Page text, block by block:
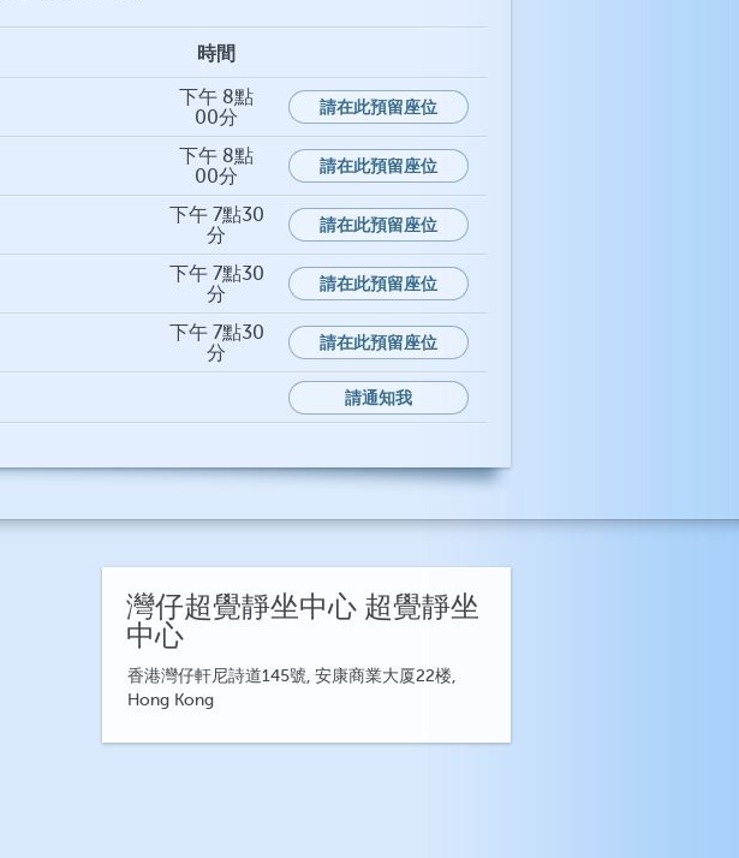
時間
下午 8點
00分
請在此預留座位
下午 8點
00分
請在此預留座位
下午 7點30
分
請在此預留座位
下午 7點30
分
請在此預留座位
下午 7點30
分
請在此預留座位
請通知我
灣仔超覺靜坐中心 超覺靜坐
中心
香港灣仔軒尼詩道145號, 安康商業大厦22楼,
Hong Kong